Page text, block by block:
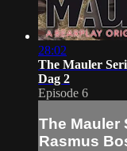
28:02
The Mauler
Dag 2
Episode 6
The Mauler
Rasmus